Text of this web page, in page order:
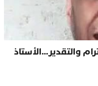
والتقدير…الأستاذ